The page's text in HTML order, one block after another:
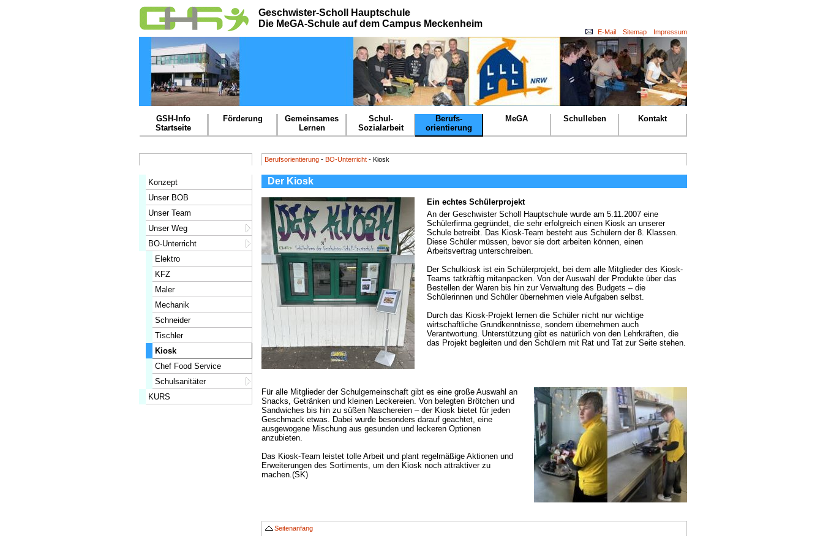
Geschwister-Scholl Hauptschule
Die MeGA-Schule auf dem Campus Meckenheim
E-Mail Sitemap Impressum
GSH-Info
Startseite
Förderung
Gemeinsames
Lernen
Schul-
Sozialarbeit
Berufs-
orientierung
MeGA Schulleben Kontakt
Konzept
Unser BOB
Unser Team
Unser Weg
BO-Unterricht
Elektro
KFZ
Maler
Mechanik
Schneider
Tischler
Kiosk
Chef Food Service
Schulsanitäter
KURS
Berufsorientierung - BO-Unterricht - Kiosk
Der Kiosk
Ein echtes Schülerprojekt
An der Geschwister Scholl Hauptschule wurde am 5.11.2007 eine
Schülerfirma gegründet, die sehr erfolgreich einen Kiosk an unserer
Schule betreibt. Das Kiosk-Team besteht aus Schülern der 8. Klassen.
Diese Schüler müssen, bevor sie dort arbeiten können, einen
Arbeitsvertrag unterschreiben.
Der Schulkiosk ist ein Schülerprojekt, bei dem alle Mitglieder des Kiosk-
Teams tatkräftig mitanpacken. Von der Auswahl der Produkte über das
Bestellen der Waren bis hin zur Verwaltung des Budgets – die
Schülerinnen und Schüler übernehmen viele Aufgaben selbst.
Durch das Kiosk-Projekt lernen die Schüler nicht nur wichtige
wirtschaftliche Grundkenntnisse, sondern übernehmen auch
Verantwortung. Unterstützung gibt es natürlich von den Lehrkräften, die
das Projekt begleiten und den Schülern mit Rat und Tat zur Seite stehen.
Für alle Mitglieder der Schulgemeinschaft gibt es eine große Auswahl an
Snacks, Getränken und kleinen Leckereien. Von belegten Brötchen und
Sandwiches bis hin zu süßen Naschereien – der Kiosk bietet für jeden
Geschmack etwas. Dabei wurde besonders darauf geachtet, eine
ausgewogene Mischung aus gesunden und leckeren Optionen
anzubieten.
Das Kiosk-Team leistet tolle Arbeit und plant regelmäßige Aktionen und
Erweiterungen des Sortiments, um den Kiosk noch attraktiver zu
machen.(SK)
Seitenanfang